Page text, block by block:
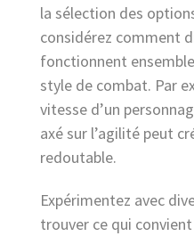
la sélection des
considérez comment
fonctionnent
style de combat. Par
vitesse d’un
axé sur l’agilité peut
redoutable.
Expérimentez avec
trouver ce qui